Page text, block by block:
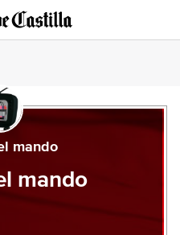
mando
mando